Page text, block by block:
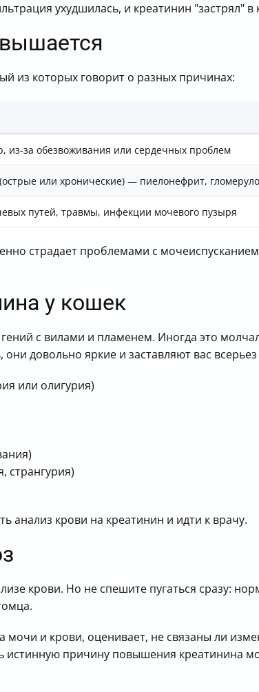
ухудшилась, и креатинин "застрял" в
из которых говорит о разных причинах:
за обезвоживания или сердечных проблем
или хронические) — пиелонефрит,
путей, травмы, инфекции мочевого пузыря
страдает проблемами с
у кошек
с вилами и пламенем. Иногда это
довольно яркие и заставляют вас всерьез
или олигурия)
странгурия)
анализ крови на креатинин и идти к врачу.
крови. Но не спешите пугаться сразу:
мочи и крови, оценивает, не связаны ли
причину повышения креатинина